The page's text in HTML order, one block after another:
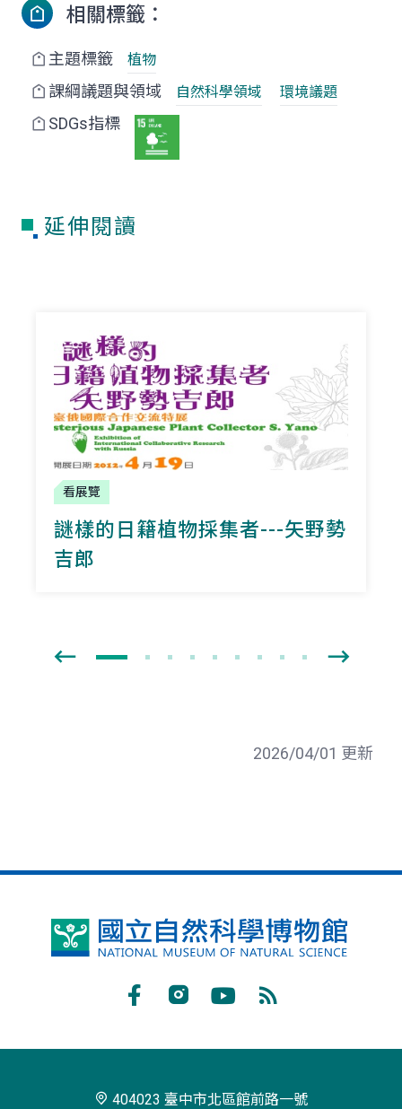
相關標籤：
主題標籤 植物
課綱議題與領域 自然科學領域 環境議題
SDGs指標
延伸閱讀
看展覽
謎樣的日籍植物採集者---矢野勢
吉郎
2026/04/01 更新
國
閱
404023 臺中市北區館前路一號